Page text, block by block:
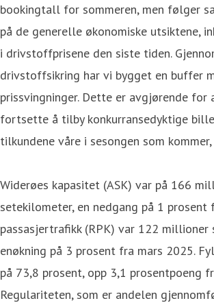
bookingtall for sommeren, men følger
på de generelle økonomiske utsiktene,
i drivstoffprisene den siste tiden.
drivstoffsikring har vi bygget en buffer
prissvingninger. Dette er avgjørende for
fortsette å tilby konkurransedyktige
tilkundene våre i sesongen som
Widerøes kapasitet (ASK) var på 166
setekilometer, en nedgang på 1 prosent
passasjertrafikk (RPK) var 122 millioner
enøkning på 3 prosent fra mars 2025.
på 73,8 prosent, opp 3,1 prosentpoeng
Regulariteten, som er andelen